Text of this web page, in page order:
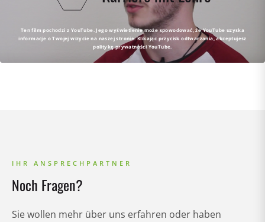
Ten film pochodzi z YouTube. Jego wyświetlenie może spowodować, że YouTube uzyska
informacje o Twojej wizycie na naszej stronie. Klikając przycisk odtwarzania, akceptujesz
politykę prywatności YouTube.
IHR ANSPRECHPARTNER
Noch Fragen?
Sie wollen mehr über uns erfahren oder haben